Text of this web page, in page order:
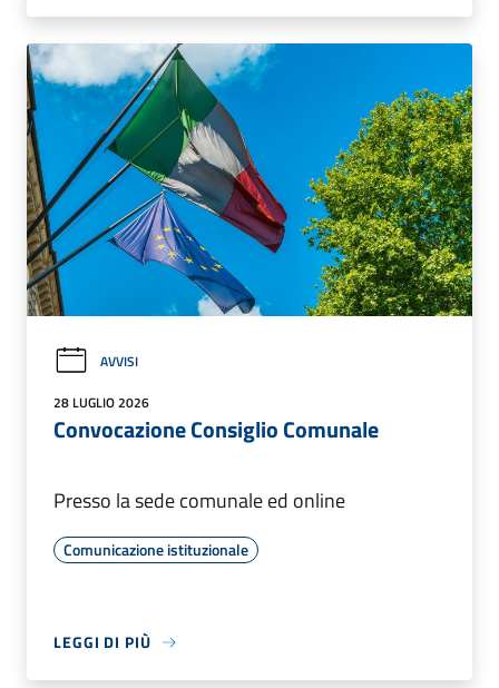
AVVISI
28 LUGLIO 2026
Convocazione Consiglio Comunale
Presso la sede comunale ed online
Comunicazione istituzionale
LEGGI DI PIÙ